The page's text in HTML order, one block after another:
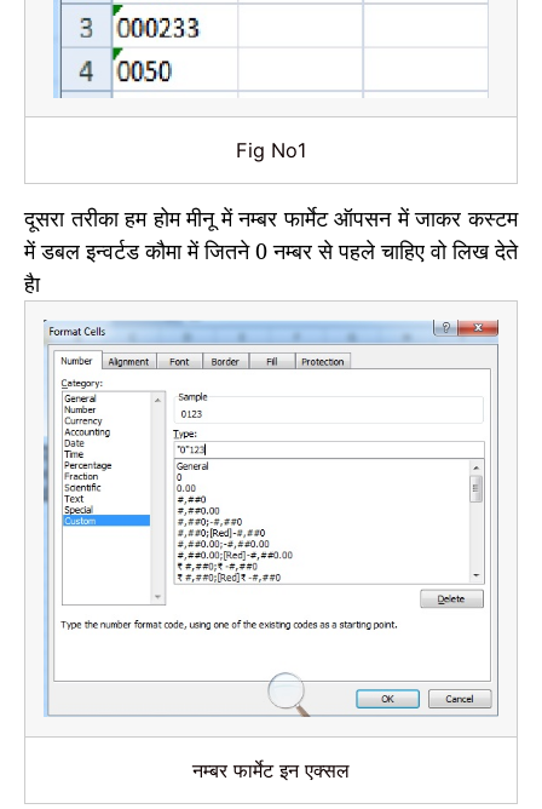
Fig No1
दूसरा तरीका हम होम मीनू में नम्‍बर फार्मेट ऑपसन में जाकर कस्‍टम
में डबल इन्‍वर्टड कौमा में जितने 0 नम्‍बर से पहले चाहिए वो लिख देते
हैा
नम्‍बर फार्मेट इन एक्‍सल